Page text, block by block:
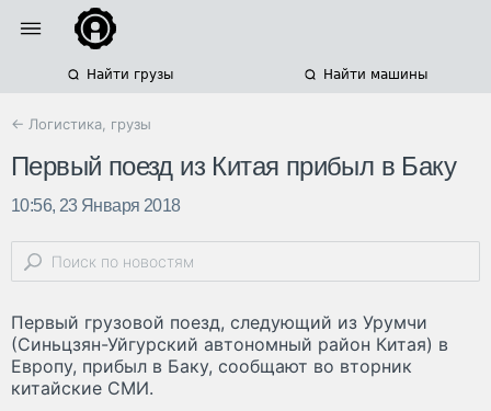
Найти грузы Найти машины
← Логистика, грузы
Первый поезд из Китая прибыл в Баку
10:56, 23 Января 2018
Первый грузовой поезд, следующий из Урумчи
(Синьцзян-Уйгурский автономный район Китая) в
Европу, прибыл в Баку, сообщают во вторник
китайские СМИ.